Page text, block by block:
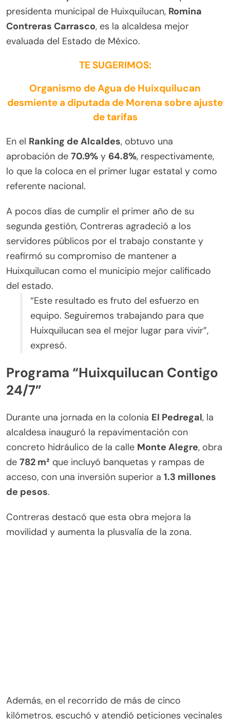
presidenta municipal de Huixquilucan, Romina
Contreras Carrasco, es la alcaldesa mejor
evaluada del Estado de México.
TE SUGERIMOS:
Organismo de Agua de Huixquilucan
desmiente a diputada de Morena sobre ajuste
de tarifas
En el Ranking de Alcaldes, obtuvo una
aprobación de 70.9% y 64.8%, respectivamente,
lo que la coloca en el primer lugar estatal y como
referente nacional.
A pocos días de cumplir el primer año de su
segunda gestión, Contreras agradeció a los
servidores públicos por el trabajo constante y
reafirmó su compromiso de mantener a
Huixquilucan como el municipio mejor calificado
del estado.
“Este resultado es fruto del esfuerzo en
equipo. Seguiremos trabajando para que
Huixquilucan sea el mejor lugar para vivir”,
expresó.
Programa “Huixquilucan Contigo
24/7”
Durante una jornada en la colonia El Pedregal, la
alcaldesa inauguró la repavimentación con
concreto hidráulico de la calle Monte Alegre, obra
de 782 m² que incluyó banquetas y rampas de
acceso, con una inversión superior a 1.3 millones
de pesos.
Contreras destacó que esta obra mejora la
movilidad y aumenta la plusvalía de la zona.
Además, en el recorrido de más de cinco
kilómetros, escuchó y atendió peticiones vecinales